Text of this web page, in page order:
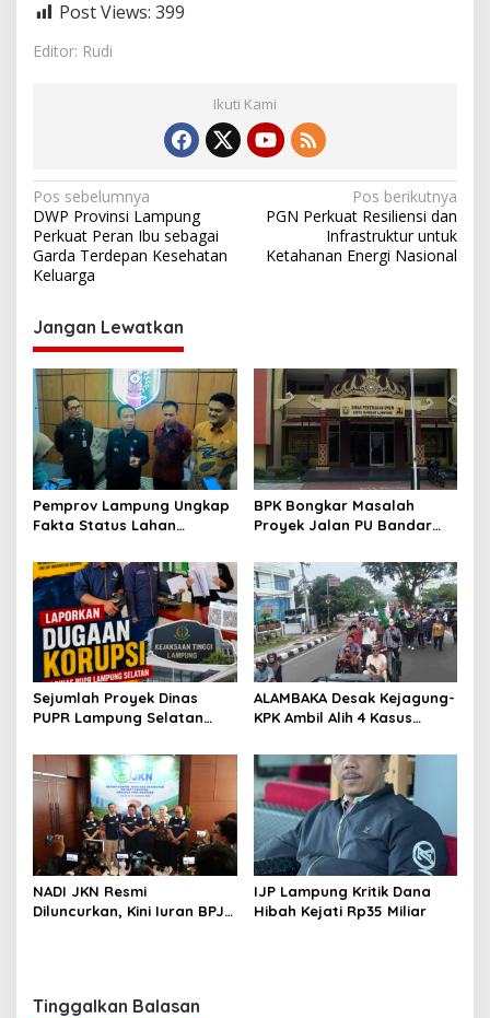
Post Views: 399
Editor: Rudi
Ikuti Kami
N
a
v
i
g
a
s
i
p
o
s
Pos sebelumnya
DWP Provinsi Lampung
Perkuat Peran Ibu sebagai
Garda Terdepan Kesehatan
Keluarga
Pos berikutnya
PGN Perkuat Resiliensi dan
Infrastruktur untuk
Ketahanan Energi Nasional
Jangan Lewatkan
Pemprov Lampung Ungkap
Fakta Status Lahan
BPK Bongkar Masalah
Proyek Jalan PU Bandar
Sejumlah Proyek Dinas
PUPR Lampung Selatan
Dilaporkan DPP KAMPUD Ke
KEJATI Lampung
ALAMBAKA Desak Kejagung-
KPK Ambil Alih 4 Kasus
NADI JKN Resmi
Diluncurkan, Kini Iuran BPJS
IJP Lampung Kritik Dana
Hibah Kejati Rp35 Miliar
Tinggalkan Balasan